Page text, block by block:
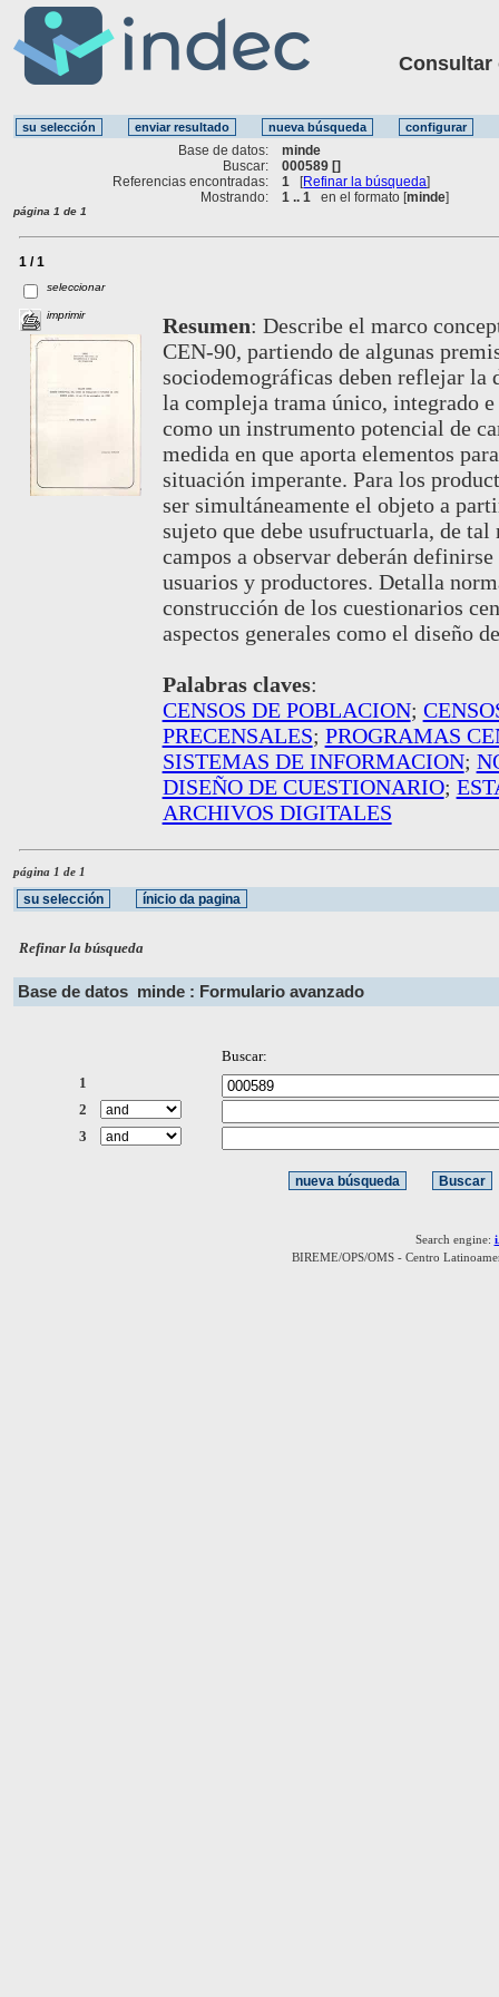
Consultar
Base de datos:
minde
Buscar:
000589 []
Referencias encontradas:
1 [Refinar la búsqueda]
Mostrando:
1 .. 1 en el formato [minde]
página 1 de 1
1 / 1
seleccionar
imprimir Resumen: Describe el marco
CEN-90, partiendo de algunas
sociodemográficas deben reflejar la
la compleja trama único, integrado
como un instrumento potencial de
medida en que aporta elementos
situación imperante. Para los
ser simultáneamente el objeto a
sujeto que debe usufructuarla, de
campos a observar deberán
usuarios y productores. Detalla
construcción de los cuestionarios
aspectos generales como el diseño
Palabras claves:
CENSOS DE POBLACION;
PRECENSALES; PROGRAMAS
SISTEMAS DE INFORMACION;
DISEÑO DE CUESTIONARIO;
ARCHIVOS DIGITALES
página 1 de 1
Refinar la búsqueda
Base de datos minde : Formulario avanzado
Buscar:
1
2
3
Search engine:
BIREME/OPS/OMS - Centro